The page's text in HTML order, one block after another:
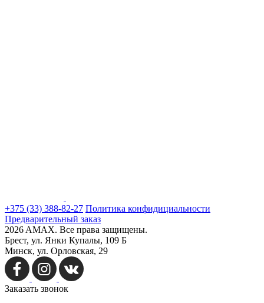
+375 (33) 388-82-27 Политика конфидициальности
Предварительный заказ
2026 AMAX. Все права защищены.
Брест, ул. Янки Купалы, 109 Б
Минск, ул. Орловская, 29
Заказать звонок